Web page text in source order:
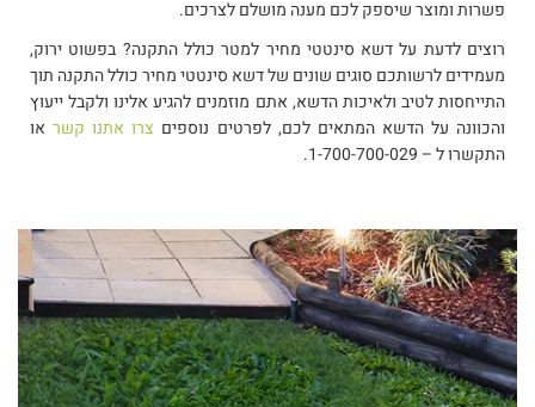
פשרות ומוצר שיספק לכם מענה מושלם לצרכים.
רוצים לדעת על דשא סינטטי מחיר למטר כולל התקנה? בפשוט ירוק,
מעמידים לרשותכם סוגים שונים של דשא סינטטי מחיר כולל התקנה תוך
התייחסות לטיב ולאיכות הדשא, אתם מוזמנים להגיע אלינו ולקבל ייעוץ
והכוונה על הדשא המתאים לכם, לפרטים נוספים צרו אתנו קשראו
התקשרו ל – 1-700-700-029.